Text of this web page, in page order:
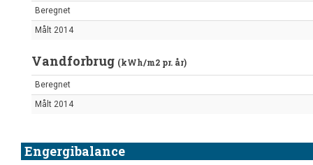
Beregnet
Målt 2014
Vandforbrug (kWh/m2 pr. år)
Beregnet
Målt 2014
Engergibalance